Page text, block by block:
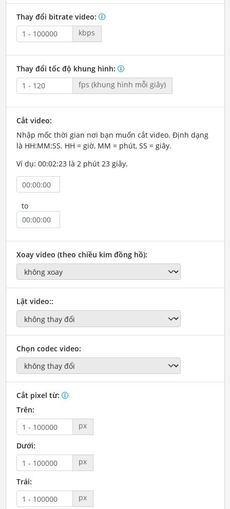
Thay đổi bitrate video:
kbps
Thay đổi tốc độ khung hình:
fps (khung hình mỗi giây)
Cắt video:
Nhập mốc thời gian nơi bạn muốn cắt video. Định dạng
là HH:MM:SS. HH = giờ, MM = phút, SS = giây.
Ví dụ: 00:02:23 là 2 phút 23 giây.
to
Xoay video (theo chiều kim đồng hồ):
Lật video::
Chọn codec video:
Cắt pixel từ:
Trên:
px
Dưới:
px
Trái:
px